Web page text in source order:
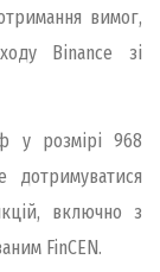
вимог,
Binance зі
у розмірі 968
дотримуватися
включно з
FinCEN.